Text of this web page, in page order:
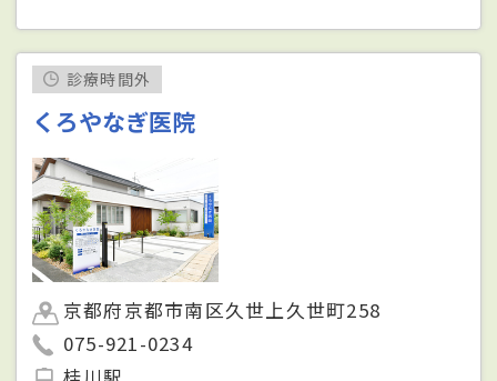
診療時間外
くろやなぎ医院
京都府京都市南区久世上久世町258
075-921-0234